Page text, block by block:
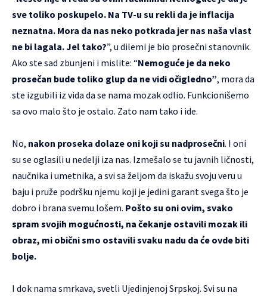
sve toliko poskupelo. Na TV-u su rekli da je inflacija
neznatna. Mora da nas neko potkrada jer nas naša vlast
ne bi lagala. Jel tako?”, u dilemi je bio prosečni stanovnik.
Ako ste sad zbunjeni i mislite: “Nemoguće je da neko
prosečan bude toliko glup da ne vidi očigledno”, mora da
ste izgubili iz vida da se nama mozak odlio. Funkcionišemo
sa ovo malo što je ostalo. Zato nam tako i ide.
No, nakon proseka dolaze oni koji su nadprosečni. I oni
su se oglasili u nedelji iza nas. Izmešalo se tu javnih ličnosti,
naučnika i umetnika, a svi sa željom da iskažu svoju veru u
baju i pruže podršku njemu koji je jedini garant svega što je
dobro i brana svemu lošem. Pošto su oni ovim, svako
spram svojih mogućnosti, na čekanje ostavili mozak ili
obraz, mi obični smo ostavili svaku nadu da će ovde biti
bolje.
I dok nama smrkava, svetli Ujedinjenoj Srpskoj. Svi su na